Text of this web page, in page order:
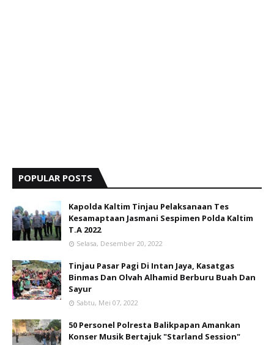
POPULAR POSTS
Kapolda Kaltim Tinjau Pelaksanaan Tes
Kesamaptaan Jasmani Sespimen Polda Kaltim
T.A 2022
Selasa, Desember 20, 2022
Tinjau Pasar Pagi Di Intan Jaya, Kasatgas
Binmas Dan Olvah Alhamid Berburu Buah Dan
Sayur
Sabtu, Mei 07, 2022
50 Personel Polresta Balikpapan Amankan
Konser Musik Bertajuk "Starland Session"